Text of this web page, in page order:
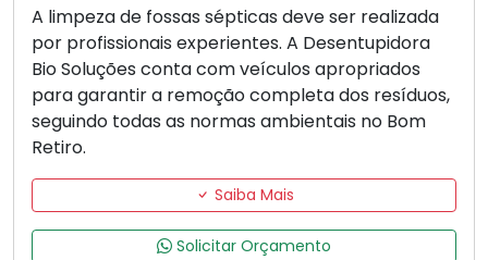
A limpeza de fossas sépticas deve ser realizada
por profissionais experientes. A Desentupidora
Bio Soluções conta com veículos apropriados
para garantir a remoção completa dos resíduos,
seguindo todas as normas ambientais no Bom
Retiro.
Saiba Mais
Solicitar Orçamento